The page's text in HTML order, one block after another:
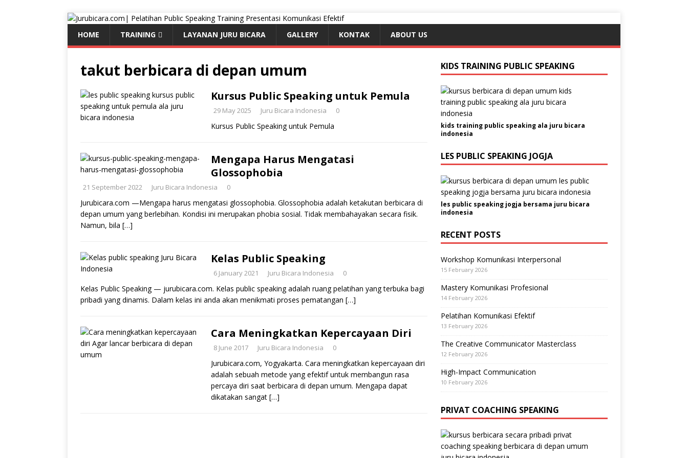
HOME TRAINING LAYANAN JURU BICARA GALLERY KONTAK ABOUT US
takut berbicara di depan umum
Kursus Public Speaking untuk Pemula
29 May 2025 Juru Bicara Indonesia 0
Kursus Public Speaking untuk Pemula
Mengapa Harus Mengatasi
Glossophobia
21 September 2022 Juru Bicara Indonesia 0
Jurubicara.com —Mengapa harus mengatasi glossophobia. Glossophobia adalah ketakutan berbicara di
depan umum yang berlebihan. Kondisi ini merupakan phobia sosial. Tidak membahayakan secara fisik.
Namun, bila […]
Kelas Public Speaking
6 January 2021 Juru Bicara Indonesia 0
Kelas Public Speaking — jurubicara.com. Kelas public speaking adalah ruang pelatihan yang terbuka bagi
pribadi yang dinamis. Dalam kelas ini anda akan menikmati proses pematangan […]
Cara Meningkatkan Kepercayaan Diri
8 June 2017 Juru Bicara Indonesia 0
Jurubicara.com, Yogyakarta. Cara meningkatkan kepercayaan diri
adalah sebuah metode yang efektif untuk membangun rasa
percaya diri saat berbicara di depan umum. Mengapa dapat
dikatakan sangat […]
KIDS TRAINING PUBLIC SPEAKING
kids training public speaking ala juru bicara
indonesia
LES PUBLIC SPEAKING JOGJA
les public speaking jogja bersama juru bicara
indonesia
RECENT POSTS
Workshop Komunikasi Interpersonal
15 February 2026
Mastery Komunikasi Profesional
14 February 2026
Pelatihan Komunikasi Efektif
13 February 2026
The Creative Communicator Masterclass
12 February 2026
High-Impact Communication
10 February 2026
PRIVAT COACHING SPEAKING